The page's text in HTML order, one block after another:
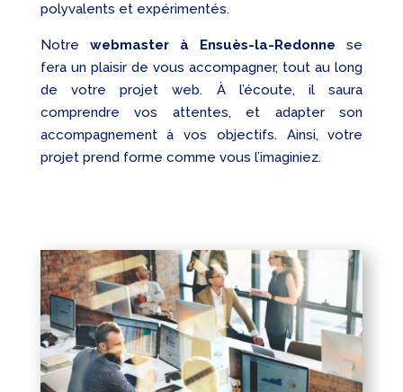
polyvalents et expérimentés.
Notre webmaster à Ensuès-la-Redonne se
fera un plaisir de vous accompagner, tout au long
de votre projet web. À l’écoute, il saura
comprendre vos attentes, et adapter son
accompagnement à vos objectifs. Ainsi, votre
projet prend forme comme vous l’imaginiez.